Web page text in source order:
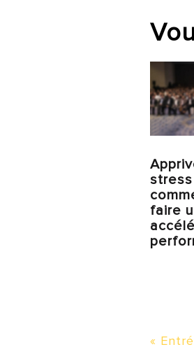
stress
faire
«